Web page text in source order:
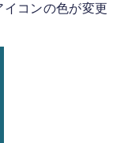
コンの色が変更